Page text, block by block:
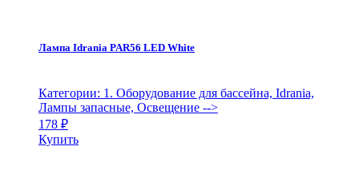
Лампа Idrania PAR56 LED White
Категории: 1. Оборудование для бассейна, Idrania,
Лампы запасные, Освещение -->
178 ₽
Купить